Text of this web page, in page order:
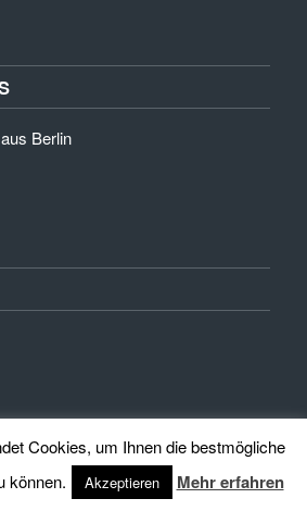
Berlin
- Exklusivität in Stein
Cookies, um Ihnen die bestmögliche
können.
Akzeptieren Mehr erfahren